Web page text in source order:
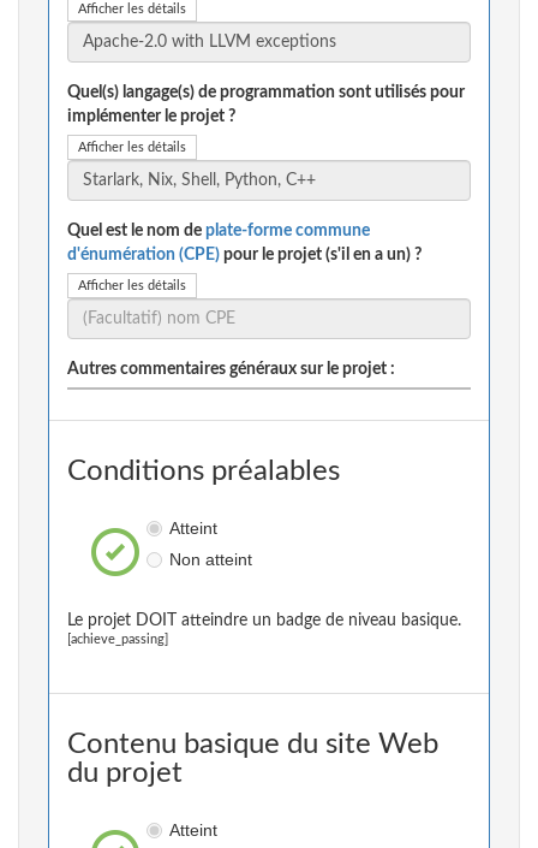
Afficher les détails
Quel(s) langage(s) de programmation sont utilisés pour
implémenter le projet ?
Afficher les détails
Quel est le nom de plate-forme commune
d'énumération (CPE) pour le projet (s'il en a un) ?
Afficher les détails
Autres commentaires généraux sur le projet :
Conditions préalables
Atteint
Non atteint
Le projet DOIT atteindre un badge de niveau basique.
[achieve_passing]
Contenu basique du site Web
du projet
Atteint